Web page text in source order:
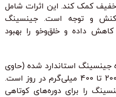
خفیف کمک کند. این اثرات شامل
و توجه است. جینسینگ
داده و خلق‌وخو را بهبود
جینسینگ استاندارد شده (حاوی
4% تا 7% جینسنوساید) بین 200 تا 400 میلی‌گرم در روز است.
را برای دوره‌های کوتاهی